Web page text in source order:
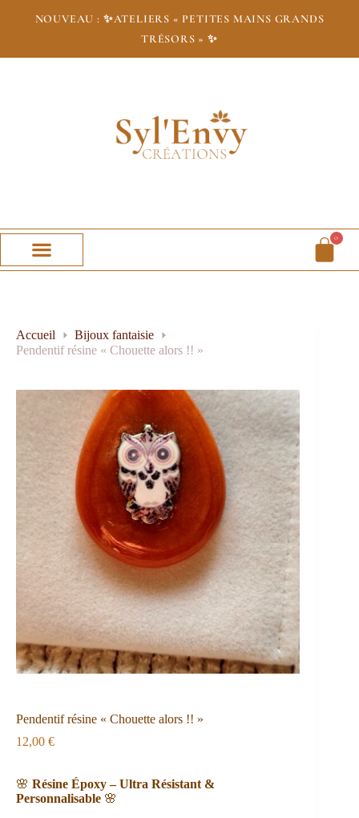
NOUVEAU : ✨ATELIERS « PETITES MAINS GRANDS
TRÉSORS » ✨
0
Accueil
Bijoux fantaisie
Pendentif résine « Chouette alors !! »
Pendentif résine « Chouette alors !! »
12,00 €
🌸 Résine Époxy – Ultra Résistant &
Personnalisable 🌸